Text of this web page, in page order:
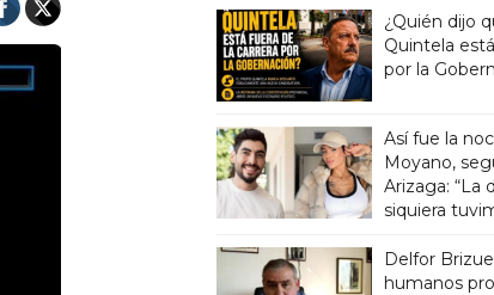
¿Quién dijo
Quintela
por la
Así fue la
Moyano,
Arizaga: “La
siquiera
Delfor
humanos